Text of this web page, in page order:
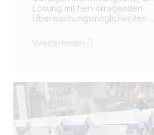
Lösung mit hervorragenden
Überwachungsmöglichkeiten....
Weiterlesen